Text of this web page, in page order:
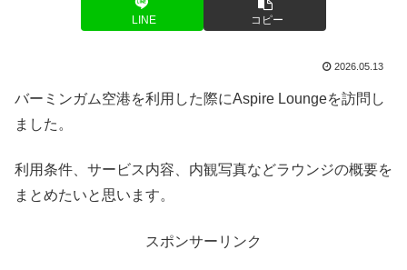
LINE コピー
2026.05.13
バーミンガム空港を利用した際にAspire Loungeを訪問し
ました。
利用条件、サービス内容、内観写真などラウンジの概要を
まとめたいと思います。
スポンサーリンク